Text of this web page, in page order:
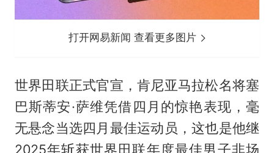
打开网易新闻 查看更多图片
世界田联正式官宣，肯尼亚马拉松名将塞
巴斯蒂安·萨维凭借四月的惊艳表现，毫
无悬念当选四月最佳运动员，这也是他继
2025年斩获世界田联年度最佳男子非场